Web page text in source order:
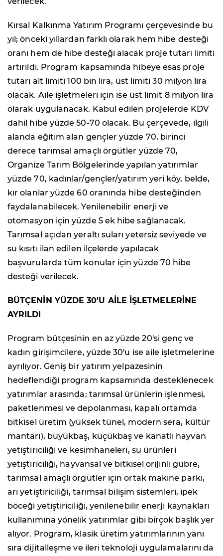
Kırsal Kalkınma Yatırım Programı çerçevesinde bu
yıl; önceki yıllardan farklı olarak hem hibe desteği
oranı hem de hibe desteği alacak proje tutarı limiti
artırıldı. Program kapsamında hibeye esas proje
tutarı alt limiti 100 bin lira, üst limiti 30 milyon lira
olacak. Aile işletmeleri için ise üst limit 8 milyon lira
olarak uygulanacak. Kabul edilen projelerde KDV
dahil hibe yüzde 50-70 olacak. Bu çerçevede, ilgili
alanda eğitim alan gençler yüzde 70, birinci
derece tarımsal amaçlı örgütler yüzde 70,
Organize Tarım Bölgelerinde yapılan yatırımlar
yüzde 70, kadınlar/gençler/yatırım yeri köy, belde,
kır olanlar yüzde 60 oranında hibe desteğinden
faydalanabilecek. Yenilenebilir enerji ve
otomasyon için yüzde 5 ek hibe sağlanacak.
Tarımsal açıdan yeraltı suları yetersiz seviyede ve
su kısıtı ilan edilen ilçelerde yapılacak
başvurularda tüm konular için yüzde 70 hibe
desteği verilecek.
BÜTÇENİN YÜZDE 30'U AİLE İŞLETMELERİNE
AYRILDI
Program bütçesinin en az yüzde 20'si genç ve
kadın girişimcilere, yüzde 30'u ise aile işletmelerine
ayrılıyor. Geniş bir yatırım yelpazesinin
hedeflendiği program kapsamında desteklenecek
yatırımlar arasında; tarımsal ürünlerin işlenmesi,
paketlenmesi ve depolanması, kapalı ortamda
bitkisel üretim (yüksek tünel, modern sera, kültür
mantarı), büyükbaş, küçükbaş ve kanatlı hayvan
yetiştiriciliği ve kesimhaneleri, su ürünleri
yetiştiriciliği, hayvansal ve bitkisel orijinli gübre,
tarımsal amaçlı örgütler için ortak makine parkı,
arı yetiştiriciliği, tarımsal bilişim sistemleri, ipek
böceği yetiştiriciliği, yenilenebilir enerji kaynakları
kullanımına yönelik yatırımlar gibi birçok başlık yer
alıyor. Program, klasik üretim yatırımlarının yanı
sıra dijitalleşme ve ileri teknoloji uygulamalarını da